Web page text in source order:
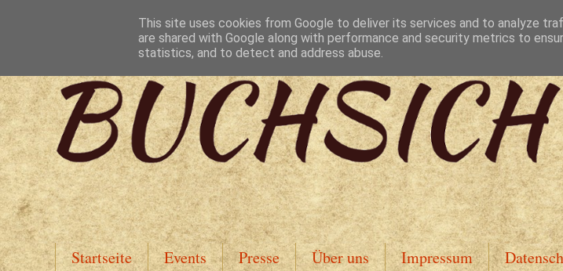
Startseite Events Presse Über uns Impressum
This site uses cookies from Google to deliver its services and to analyze
are shared with Google along with performance and security metrics to
statistics, and to detect and address abuse.